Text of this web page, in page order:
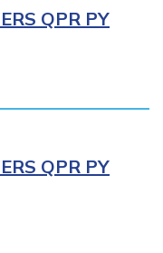
QPR PY
QPR PY